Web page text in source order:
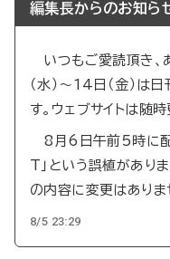
編集長からのお知ら
いつもご愛読頂き、
（水）～14日（金）は
す。ウェブサイトは随時
8月6日午前5時に配
T」という誤植があり
の内容に変更はありま
8/5 23:29